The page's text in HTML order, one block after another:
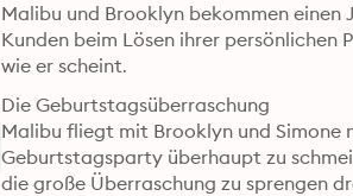
Malibu und Brooklyn bekommen einen
Kunden beim Lösen ihrer persönlichen
wie er scheint.
Die Geburtstagsüberraschung
Malibu fliegt mit Brooklyn und Simone
Geburtstagsparty überhaupt zu
die große Überraschung zu sprengen